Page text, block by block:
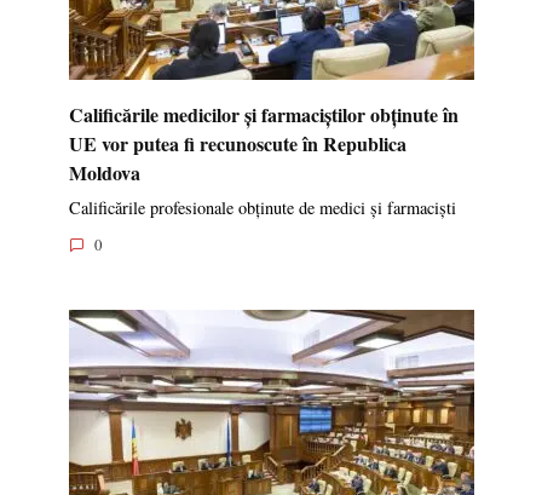
Calificările medicilor și farmaciștilor obținute în
UE vor putea fi recunoscute în Republica
Moldova
Calificările profesionale obținute de medici și farmaciști
0